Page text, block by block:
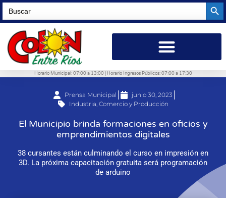
Search
for:
Horario Municipal: 07:00 a 13:00 | Horario Ingresos Públicos: 07:00 a 17:30
Prensa Municipal
junio 30, 2023
Industria, Comercio y Producción
El Municipio brinda formaciones en oficios y
emprendimientos digitales
38 cursantes están culminando el curso en impresión en
3D. La próxima capacitación gratuita será programación
de arduino